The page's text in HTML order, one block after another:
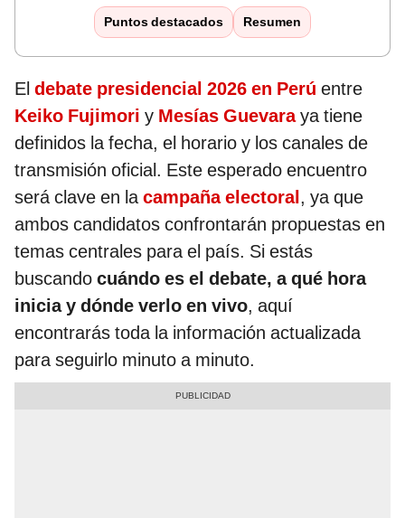
Puntos destacados Resumen
El debate presidencial 2026 en Perú entre
Keiko Fujimori y Mesías Guevaraya tiene
definidos la fecha, el horario y los canales de
transmisión oficial. Este esperado encuentro
será clave en lacampaña electoral, ya que
ambos candidatos confrontarán propuestas en
temas centrales para el país. Si estás
buscando cuándo es el debate, a qué hora
inicia y dónde verlo en vivo, aquí
encontrarás toda la información actualizada
para seguirlo minuto a minuto.